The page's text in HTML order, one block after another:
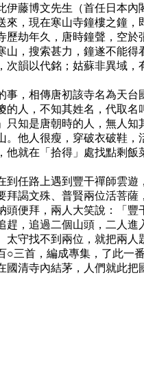
藤博文先生（首任日本內
來，現在寒山寺鐘樓之鐘，
歷劫年久，唐時鐘聲，空於
山，搜索甚力，鐘遂不能得
次韻以代銘；姑蘇非異域，
，相傳唐初該寺名為天台
的人，不知其姓名，代取名
知是唐朝時的人，無人知
他人很瘦，穿破衣破鞋，
就在「拾得」處找點剩飯
任路上遇到豐干禪師雲遊
拜謁文殊、普賢兩位活菩薩
便拜，兩人大笑說：「豐
趕，追過二個山頭，二人進
太守找不到兩位，就把兩人
○三首，編成專集，了此一
國清寺內結茅，人們就此把